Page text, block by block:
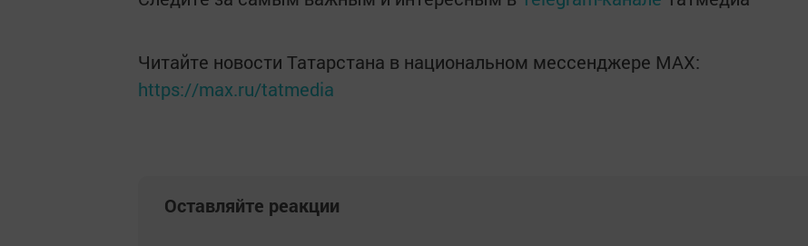
Читайте новости Татарстана в национальном мессенджере MАХ:
https://max.ru/tatmedia
Оставляйте реакции